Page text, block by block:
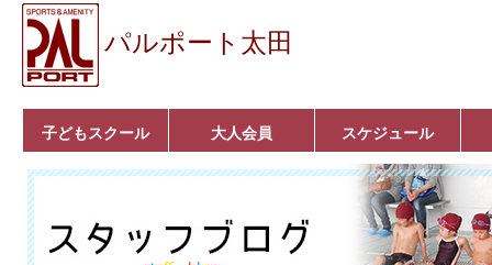
パルポート太田
子どもスクール
ベビーコース
幼児コース
小学生コース
育成コース
選手コース
キッズパーク(体操教
室)
クラシックバレエ
ボルダリング
■入会案内
大人会員
いきいきコース
トライアスロン
フィットネス
■入会案内
スケジュール